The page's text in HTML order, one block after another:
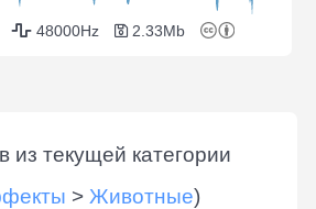
48000Hz 2.33Mb
из текущей категории
> Животные)